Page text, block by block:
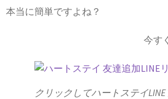
本当に簡単ですよね？
今す
クリックしてハートステイ